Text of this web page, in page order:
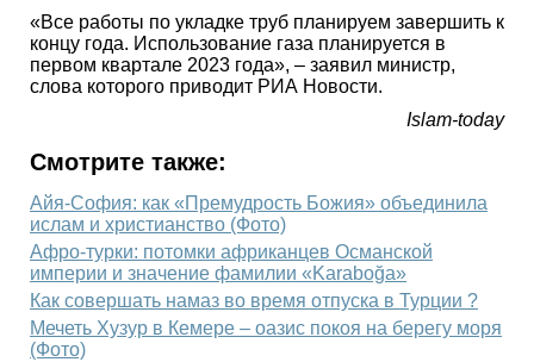
«Все работы по укладке труб планируем завершить к
концу года. Использование газа планируется в
первом квартале 2023 года», – заявил министр,
слова которого приводит РИА Новости.
Islam-today
Смотрите также:
Айя-София: как «Премудрость Божия» объединила
ислам и христианство (Фото)
Афро-турки: потомки африканцев Османской
империи и значение фамилии «Karaboğa»
Как совершать намаз во время отпуска в Турции ?
Мечеть Хузур в Кемере – оазис покоя на берегу моря
(Фото)